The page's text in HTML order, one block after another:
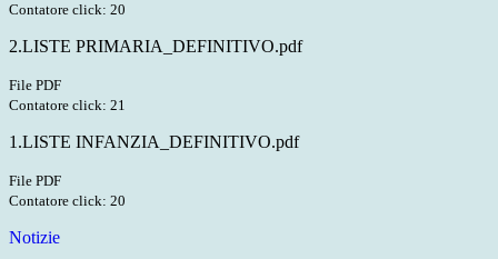
Contatore click: 20
2.LISTE PRIMARIA_DEFINITIVO.pdf
File PDF
Contatore click: 21
1.LISTE INFANZIA_DEFINITIVO.pdf
File PDF
Contatore click: 20
Notizie